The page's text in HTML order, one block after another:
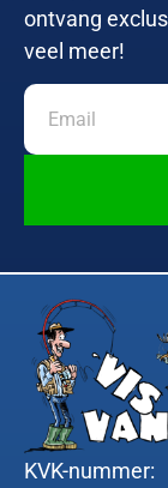
ontvang
veel meer!
KVK-nummer: